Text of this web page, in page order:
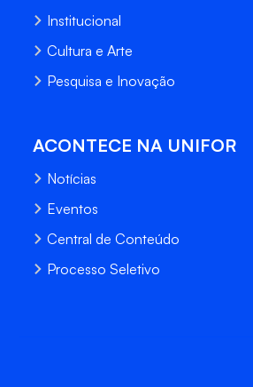
Institucional
Cultura e Arte
Pesquisa e Inovação
ACONTECE NA UNIFOR
Notícias
Eventos
Central de Conteúdo
Processo Seletivo